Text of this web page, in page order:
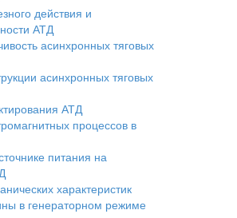
действия и
АТД
асинхронных тяговых
асинхронных тяговых
АТД
процессов в
питания на
характеристик
в генераторном режиме